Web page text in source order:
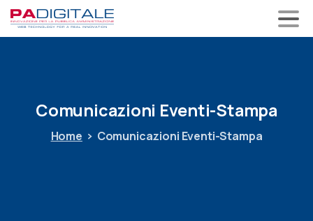
Comunicazioni Eventi-Stampa
Home Comunicazioni Eventi-Stampa